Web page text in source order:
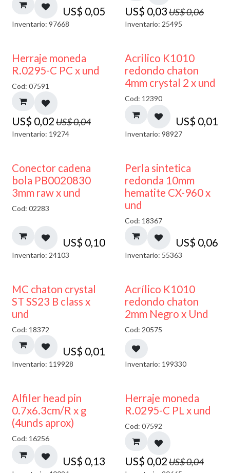
US$ 0,05
Inventario: 97668
US$ 0,03US$0,06
Inventario: 25495
50% DESCUENTO
Herraje moneda
R.0295-C PC x und
Cod: 07591
US$ 0,02US$0,04
Inventario: 19274
50% DESCUENTO
Acrilico K1010
redondo chaton
4mm crystal 2 x und
Cod: 12390
US$ 0,01
Inventario: 98927
Conector cadena
bola PB0020830
3mm raw x und
Cod: 02283
US$ 0,10
Inventario: 24103
Perla sintetica
redonda 10mm
hematite CX-960 x
und
Cod: 18367
US$ 0,06
Inventario: 55363
MC chaton crystal
ST SS23 B class x
und
Cod: 18372
US$ 0,01
Inventario: 119928
50% DESCUENTO
Acrílico K1010
redondo chaton
2mm Negro x Und
Cod: 20575
Inventario: 199330
Alfiler head pin
0.7x6.3cm/R x g
(4unds aprox)
Cod: 16256
US$ 0,13
50% DESCUENTO
Herraje moneda
R.0295-C PL x und
Cod: 07592
US$ 0,02US$0,04